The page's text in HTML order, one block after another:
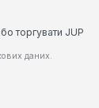
торгувати JUP
даних.